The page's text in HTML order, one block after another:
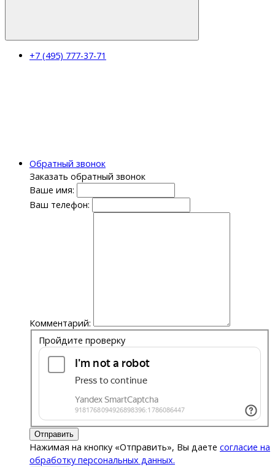
+7 (495) 777-37-71
Обратный звонок
Заказать обратный звонок
Ваше имя:
Ваш телефон:
Комментарий:
Пройдите проверку
Отправить
Нажимая на кнопку «Отправить», Вы даете согласие на
обработку персональных данных.